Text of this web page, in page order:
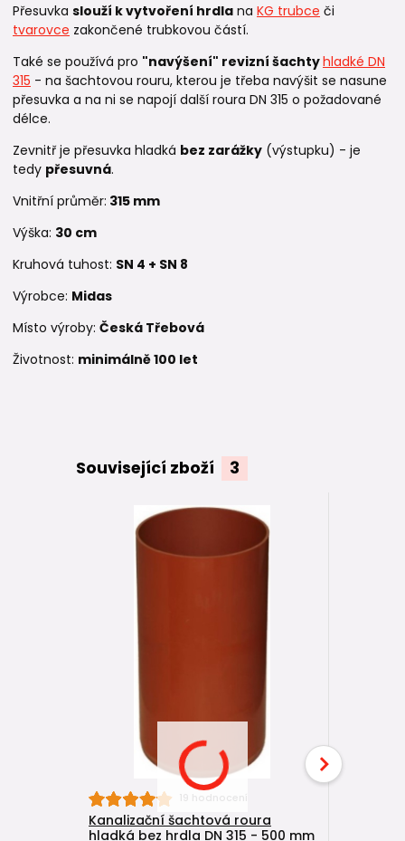
Přesuvka slouží k vytvoření hrdla na KG trubce či
tvarovce zakončené trubkovou částí.
Také se používá pro "navýšení" revizní šachtyhladké DN
315 - na šachtovou rouru, kterou je třeba navýšit se nasune
přesuvka a na ni se napojí další roura DN 315 o požadované
délce.
Zevnitř je přesuvka hladká bez zarážky (výstupku) - je
tedy přesuvná.
Vnitřní průměr: 315 mm
Výška: 30 cm
Kruhová tuhost: SN 4 + SN 8
Výrobce: Midas
Místo výroby: Česká Třebová
Životnost: minimálně 100 let
Související zboží 3
Kanalizační šachtová roura
hladká bez hrdla DN 315 - 500 mm